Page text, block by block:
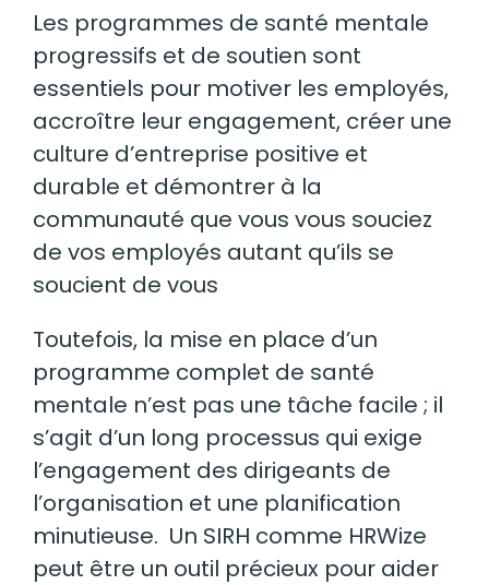
Les programmes de santé mentale
progressifs et de soutien sont
essentiels pour motiver les employés,
accroître leur engagement, créer une
culture d’entreprise positive et
durable et démontrer à la
communauté que vous vous souciez
de vos employés autant qu’ils se
soucient de vous
Toutefois, la mise en place d’un
programme complet de santé
mentale n’est pas une tâche facile ; il
s’agit d’un long processus qui exige
l’engagement des dirigeants de
l’organisation et une planification
minutieuse. Un SIRH comme HRWize
peut être un outil précieux pour aider